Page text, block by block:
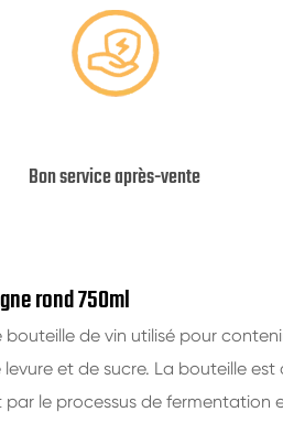
Bon service après-vente
rond 750ml
de vin utilisé pour
et de sucre. La bouteille
le processus de fermentation